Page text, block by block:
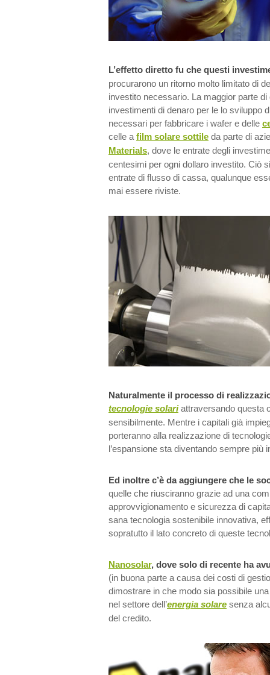
L’effetto diretto fu che questi
procurarono un ritorno molto limitato di
investito necessario. La maggior parte
investimenti di denaro per le lo sviluppo
necessari per fabbricare i wafer e delle
celle a film solare sottile da parte di
Materials, dove le entrate degli
centesimi per ogni dollaro investito. Ciò
entrate di flusso di cassa, qualunque
mai essere riviste.
Naturalmente il processo di
tecnologie solari attraversando questa
sensibilmente. Mentre i capitali già
porteranno alla realizzazione di
l’espansione sta diventando sempre più
Ed inoltre c’è da aggiungere che le
quelle che riusciranno grazie ad una
approvvigionamento e sicurezza di
sana tecnologia sostenibile innovativa,
sopratutto il lato concreto di queste
Nanosolar, dove solo di recente ha
(in buona parte a causa dei costi di
dimostrare in che modo sia possibile
nel settore dell’energia solare senza
del credito.